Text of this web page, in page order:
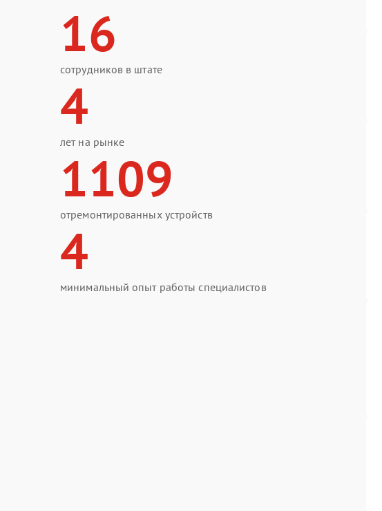
16
сотрудников в штате
4
лет на рынке
1109
отремонтированных устройств
4
минимальный опыт работы специалистов